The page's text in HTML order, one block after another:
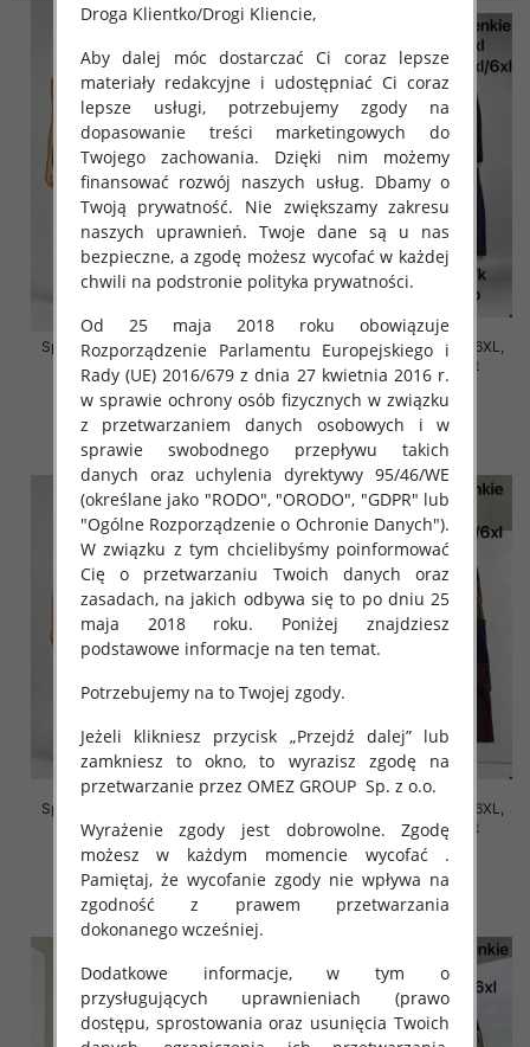
Spodnie damskie Roz 2XL-6XL,
Mix Kolor Paczka 12 szt
16.00 zł
szczegóły
Spodnie damskie Roz 2XL-6XL,
Mix Kolor Paczka 12 szt
16.00 zł
szczegóły
Spodnie damskie Roz 2XL-6XL,
Mix Kolor Paczka 12 szt
16.00 zł
szczegóły
Spodnie damskie Roz 2XL-6XL,
Mix Kolor Paczka 12 szt
16.00 zł
szczegóły
Droga Klientko/Drogi Kliencie,
Aby dalej móc dostarczać Ci coraz lepsze
materiały redakcyjne i udostępniać Ci coraz
lepsze usługi, potrzebujemy zgody na
dopasowanie treści marketingowych do
Twojego zachowania. Dzięki nim możemy
finansować rozwój naszych usług. Dbamy o
Twoją prywatność. Nie zwiększamy zakresu
naszych uprawnień. Twoje dane są u nas
bezpieczne, a zgodę możesz wycofać w każdej
chwili na podstronie polityka prywatności.
Od 25 maja 2018 roku obowiązuje
Rozporządzenie Parlamentu Europejskiego i
Rady (UE) 2016/679 z dnia 27 kwietnia 2016 r.
w sprawie ochrony osób fizycznych w związku
z przetwarzaniem danych osobowych i w
sprawie swobodnego przepływu takich
danych oraz uchylenia dyrektywy 95/46/WE
(określane jako "RODO", "ORODO", "GDPR" lub
"Ogólne Rozporządzenie o Ochronie Danych").
W związku z tym chcielibyśmy poinformować
Cię o przetwarzaniu Twoich danych oraz
zasadach, na jakich odbywa się to po dniu 25
maja 2018 roku. Poniżej znajdziesz
podstawowe informacje na ten temat.
Potrzebujemy na to Twojej zgody.
Jeżeli klikniesz przycisk „Przejdź dalej” lub
zamkniesz to okno, to wyrazisz zgodę na
przetwarzanie przez OMEZ GROUP Sp. z o.o.
Wyrażenie zgody jest dobrowolne. Zgodę
możesz w każdym momencie wycofać .
Pamiętaj, że wycofanie zgody nie wpływa na
zgodność z prawem przetwarzania
dokonanego wcześniej.
Dodatkowe informacje, w tym o
przysługujących uprawnieniach (prawo
dostępu, sprostowania oraz usunięcia Twoich